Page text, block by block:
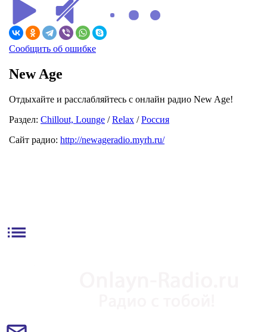
Сообщить об ошибке
New Age
Отдыхайте и расслабляйтесь с онлайн радио New Age!
Раздел: Chillout, Lounge /Relax /Россия
Сайт радио: http://newageradio.myrh.ru/
list